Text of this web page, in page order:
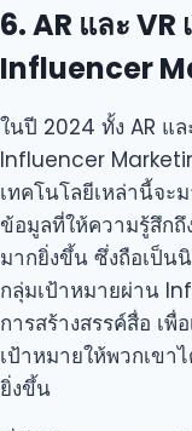
6. AR และ
Influencer
ในปี 2024 ทั้ง AR แ
Influencer
เทคโนโลยีเหล่านี้จะ
ข้อมูลที่ให้ความรู้สึกถึ
มากยิ่งขึ้น ซึ่งถือเป็น
กลุ่มเป้าหมายผ่าน
การสร้างสรรค์สื่อ เ
เป้าหมายให้พวกเข
ยิ่งขึ้น